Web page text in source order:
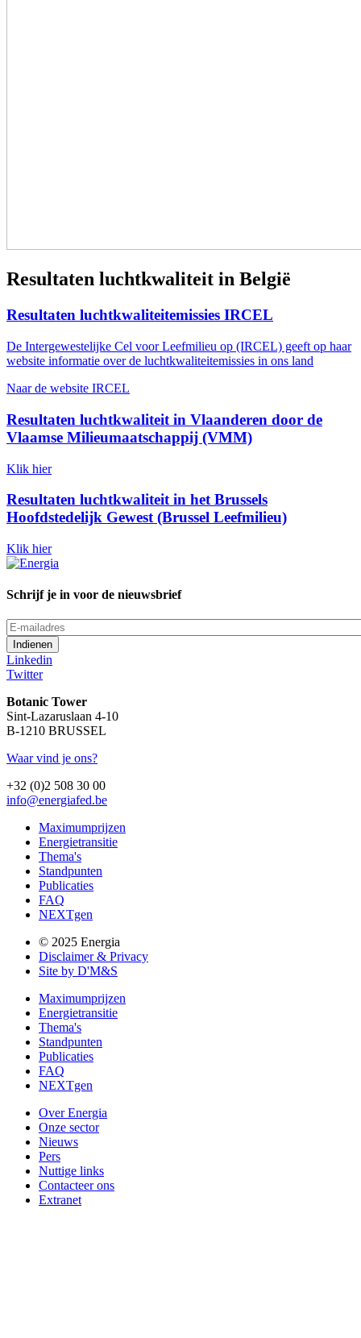
Resultaten luchtkwaliteit in België
Resultaten luchtkwaliteitemissies IRCEL
De Intergewestelijke Cel voor Leefmilieu op (IRCEL) geeft op haar
website informatie over de luchtkwaliteitemissies in ons land
Naar de website IRCEL
Resultaten luchtkwaliteit in Vlaanderen door de
Vlaamse Milieumaatschappij (VMM)
Klik hier
Resultaten luchtkwaliteit in het Brussels
Hoofdstedelijk Gewest (Brussel Leefmilieu)
Klik hier
Schrijf je in voor de nieuwsbrief
E-
mailadres
Linkedin
Twitter
Botanic Tower
Sint-Lazaruslaan 4-10
B-1210 BRUSSEL
Waar vind je ons?
+32 (0)2 508 30 00
info@energiafed.be
Maximumprijzen
Energietransitie
Thema's
Standpunten
Publicaties
FAQ
NEXTgen
© 2025 Energia
Disclaimer & Privacy
Site by D'M&S
Maximumprijzen
Energietransitie
Thema's
Standpunten
Publicaties
FAQ
NEXTgen
Over Energia
Onze sector
Nieuws
Pers
Nuttige links
Contacteer ons
Extranet